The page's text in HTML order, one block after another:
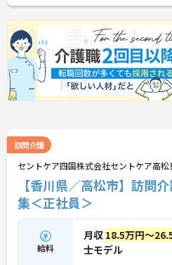
訪問介護
セントケア四国株式会社セントケア高松
【香川県／高松市】訪問
集＜正社員＞
給料
月収 18.5万円～
士モデル